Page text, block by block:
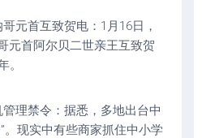
元首互致贺电：1月16日，
元首阿尔贝二世亲王互致贺
。
理禁令：据悉，多地出台中
。现实中有些商家抓住中小学